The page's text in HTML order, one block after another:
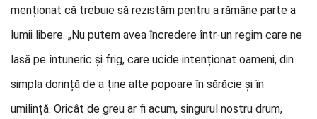
menționat că trebuie să rezistăm pentru a rămâne parte a
lumii libere. „Nu putem avea încredere într-un regim care ne
lasă pe întuneric și frig, care ucide intenționat oameni, din
simpla dorință de a ține alte popoare în sărăcie și în
umilință. Oricât de greu ar fi acum, singurul nostru drum,